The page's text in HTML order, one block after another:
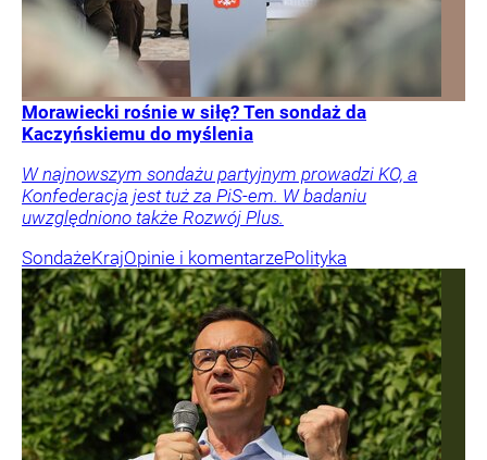
Morawiecki rośnie w siłę? Ten sondaż da
Kaczyńskiemu do myślenia
W najnowszym sondażu partyjnym prowadzi KO, a
Konfederacja jest tuż za PiS-em. W badaniu
uwzględniono także Rozwój Plus.
SondażeKrajOpinie i komentarzePolityka